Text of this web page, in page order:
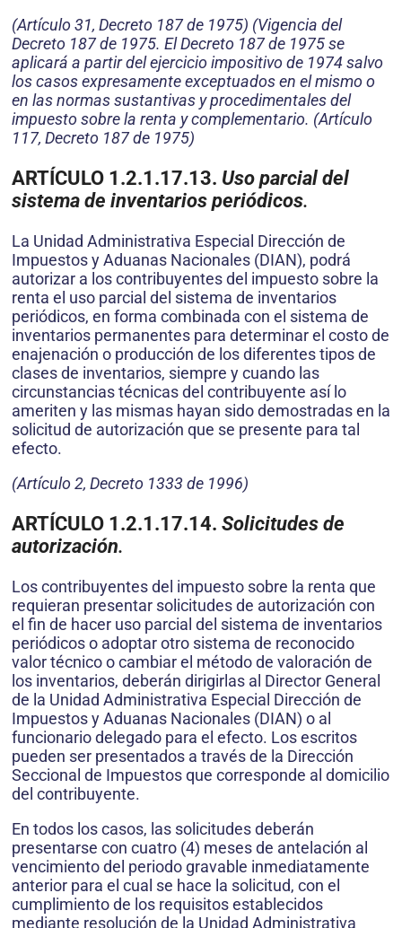
(Artículo 31, Decreto 187 de 1975) (Vigencia del
Decreto 187 de 1975. El Decreto 187 de 1975 se
aplicará a partir del ejercicio impositivo de 1974 salvo
los casos expresamente exceptuados en el mismo o
en las normas sustantivas y procedimentales del
impuesto sobre la renta y complementario. (Artículo
117, Decreto 187 de 1975)
ARTÍCULO 1.2.1.17.13. Uso parcial del
sistema de inventarios periódicos.
La Unidad Administrativa Especial Dirección de
Impuestos y Aduanas Nacionales (DIAN), podrá
autorizar a los contribuyentes del impuesto sobre la
renta el uso parcial del sistema de inventarios
periódicos, en forma combinada con el sistema de
inventarios permanentes para determinar el costo de
enajenación o producción de los diferentes tipos de
clases de inventarios, siempre y cuando las
circunstancias técnicas del contribuyente así lo
ameriten y las mismas hayan sido demostradas en la
solicitud de autorización que se presente para tal
efecto.
(Artículo 2, Decreto 1333 de 1996)
ARTÍCULO 1.2.1.17.14. Solicitudes de
autorización.
Los contribuyentes del impuesto sobre la renta que
requieran presentar solicitudes de autorización con
el fin de hacer uso parcial del sistema de inventarios
periódicos o adoptar otro sistema de reconocido
valor técnico o cambiar el método de valoración de
los inventarios, deberán dirigirlas al Director General
de la Unidad Administrativa Especial Dirección de
Impuestos y Aduanas Nacionales (DIAN) o al
funcionario delegado para el efecto. Los escritos
pueden ser presentados a través de la Dirección
Seccional de Impuestos que corresponde al domicilio
del contribuyente.
En todos los casos, las solicitudes deberán
presentarse con cuatro (4) meses de antelación al
vencimiento del periodo gravable inmediatamente
anterior para el cual se hace la solicitud, con el
cumplimiento de los requisitos establecidos
mediante resolución de la Unidad Administrativa